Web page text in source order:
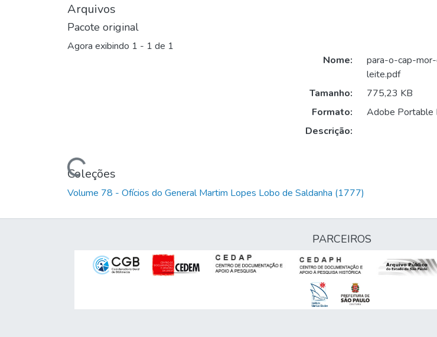
Arquivos
Pacote original
Agora exibindo 1 - 1 de 1
Carregando...
Nome:
para-o-cap-
leite.pdf
Tamanho:
775,23 KB
Formato:
Adobe Portable
Descrição:
Coleções
Volume 78 - Ofícios do General Martim Lopes Lobo de Saldanha (1777)
PARCEIROS